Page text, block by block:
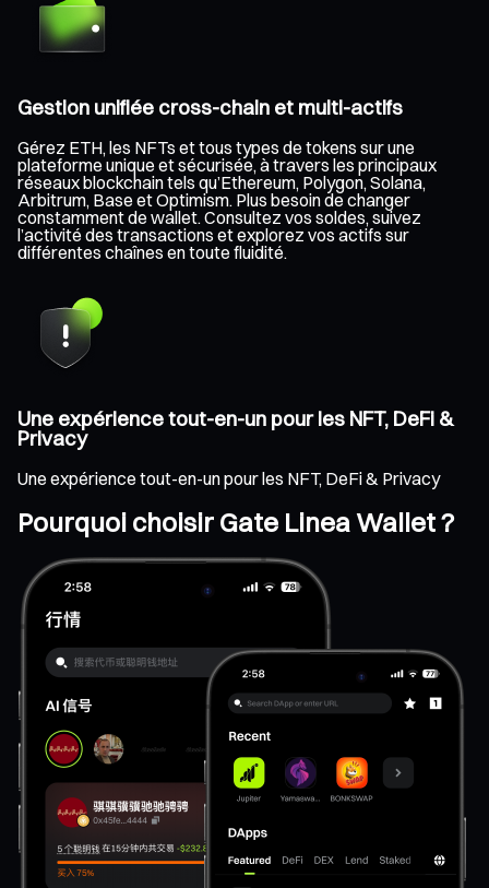
Gestion unifiée cross-chain et multi-actifs
Gérez ETH, les NFTs et tous types de tokens sur une
plateforme unique et sécurisée, à travers les principaux
réseaux blockchain tels qu’Ethereum, Polygon, Solana,
Arbitrum, Base et Optimism. Plus besoin de changer
constamment de wallet. Consultez vos soldes, suivez
l’activité des transactions et explorez vos actifs sur
différentes chaînes en toute fluidité.
Une expérience tout-en-un pour les NFT, DeFi &
Privacy
Une expérience tout-en-un pour les NFT, DeFi & Privacy
Pourquoi choisir Gate Linea Wallet ?